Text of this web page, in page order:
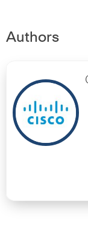
Authors